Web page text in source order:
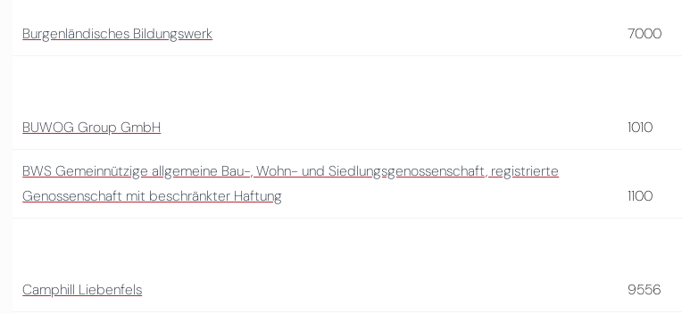
Burgenländisches Bildungswerk 7000
BUWOG Group GmbH 1010
BWS Gemeinnützige allgemeine Bau-, Wohn- und Siedlungsgenossenschaft, registrierte
Genossenschaft mit beschränkter Haftung
1100
Camphill Liebenfels 9556